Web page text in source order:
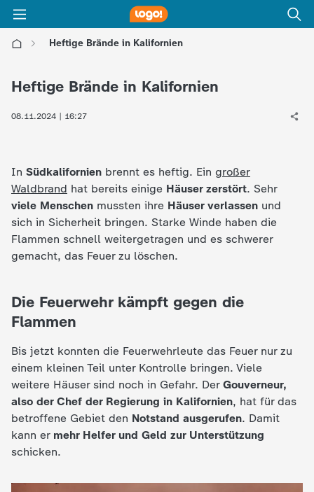
Heftige Brände in Kalifornien
o
o
K
n
d
Heftige Brände in Kalifornien
08.11.2024 | 16:27
In Südkalifornien brennt es heftig. Ein großer
Waldbrand hat bereits einige Häuser zerstört. Sehr
viele Menschen mussten ihre Häuser verlassen und
sich in Sicherheit bringen. Starke Winde haben die
Flammen schnell weitergetragen und es schwerer
gemacht, das Feuer zu löschen.
Die Feuerwehr kämpft gegen die
Flammen
Bis jetzt konnten die Feuerwehrleute das Feuer nur zu
einem kleinen Teil unter Kontrolle bringen. Viele
weitere Häuser sind noch in Gefahr. Der Gouverneur,
also der Chef der Regierung in Kalifornien, hat für das
betroffene Gebiet den Notstand ausgerufen. Damit
kann er mehr Helfer und Geld zur Unterstützung
schicken.